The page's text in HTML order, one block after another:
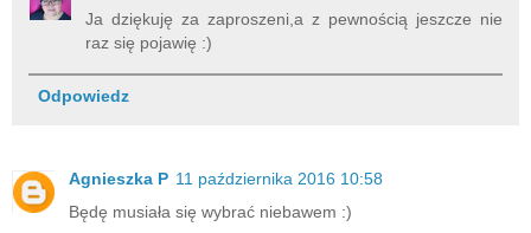
Ja dziękuję za zaproszeni,a z pewnością jeszcze nie
raz się pojawię :)
Odpowiedz
Agnieszka P 11 października 2016 10:58
Będę musiała się wybrać niebawem :)